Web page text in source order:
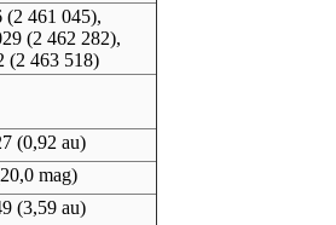
(2 461 045),
(2 462 282),
(2 463 518)
(0,92 au)
mag)
(3,59 au)